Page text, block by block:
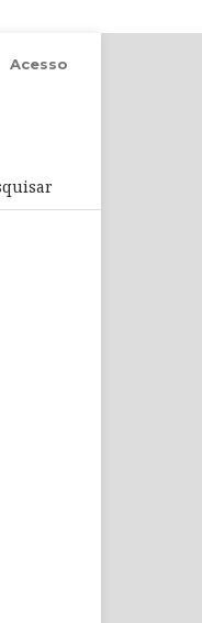
Acesso